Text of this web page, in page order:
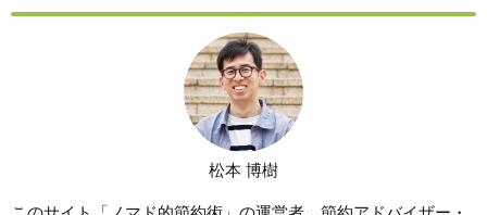
松本 博樹